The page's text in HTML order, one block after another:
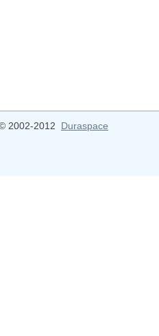
2002-2012 Duraspace